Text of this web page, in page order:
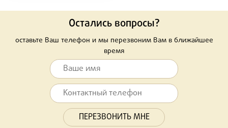
Остались вопросы?
оставьте Ваш телефон и мы перезвоним Вам в ближайшее
время